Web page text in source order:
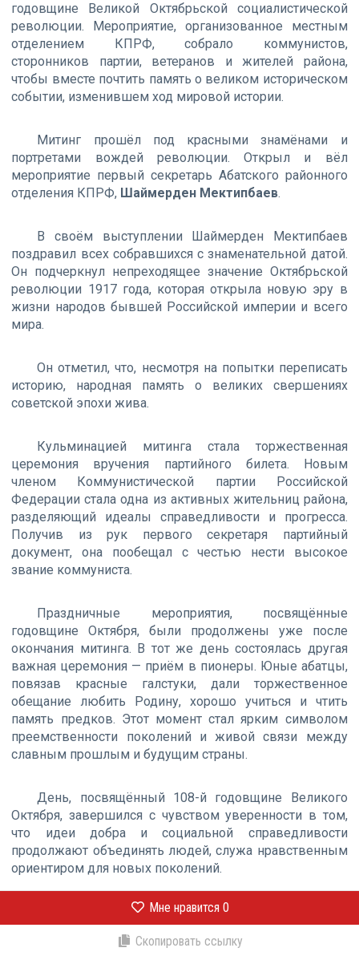
годовщине Великой Октябрьской социалистической
революции. Мероприятие, организованное местным
отделением КПРФ, собрало коммунистов,
сторонников партии, ветеранов и жителей района,
чтобы вместе почтить память о великом историческом
событии, изменившем ход мировой истории.
Митинг прошёл под красными знамёнами и
портретами вождей революции. Открыл и вёл
мероприятие первый секретарь Абатского районного
отделения КПРФ, Шаймерден Мектипбаев.
В своём выступлении Шаймерден Мектипбаев
поздравил всех собравшихся с знаменательной датой.
Он подчеркнул непреходящее значение Октябрьской
революции 1917 года, которая открыла новую эру в
жизни народов бывшей Российской империи и всего
мира.
Он отметил, что, несмотря на попытки переписать
историю, народная память о великих свершениях
советской эпохи жива.
Кульминацией митинга стала торжественная
церемония вручения партийного билета. Новым
членом Коммунистической партии Российской
Федерации стала одна из активных жительниц района,
разделяющий идеалы справедливости и прогресса.
Получив из рук первого секретаря партийный
документ, она пообещал с честью нести высокое
звание коммуниста.
Праздничные мероприятия, посвящённые
годовщине Октября, были продолжены уже после
окончания митинга. В тот же день состоялась другая
важная церемония — приём в пионеры. Юные абатцы,
повязав красные галстуки, дали торжественное
обещание любить Родину, хорошо учиться и чтить
память предков. Этот момент стал ярким символом
преемственности поколений и живой связи между
славным прошлым и будущим страны.
День, посвящённый 108-й годовщине Великого
Октября, завершился с чувством уверенности в том,
что идеи добра и социальной справедливости
продолжают объединять людей, служа нравственным
ориентиром для новых поколений.
Мне нравится 0
Скопировать ссылку